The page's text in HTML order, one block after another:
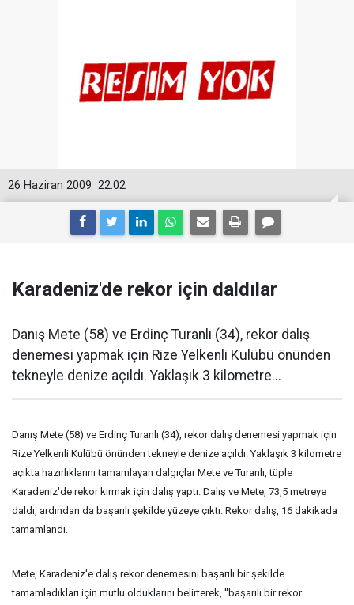
22:02
26 Haziran 2009
Karadeniz'de rekor için daldılar
Danış Mete (58) ve Erdinç Turanlı (34), rekor dalış
denemesi yapmak için Rize Yelkenli Kulübü önünden
tekneyle denize açıldı. Yaklaşık 3 kilometre...
Danış Mete (58) ve Erdinç Turanlı (34), rekor dalış denemesi yapmak için
Rize Yelkenli Kulübü önünden tekneyle denize açıldı. Yaklaşık 3 kilometre
açıkta hazırlıklarını tamamlayan dalgıçlar Mete ve Turanlı, tüple
Karadeniz'de rekor kırmak için dalış yaptı. Dalış ve Mete, 73,5 metreye
daldı, ardından da başarılı şekilde yüzeye çıktı. Rekor dalış, 16 dakikada
tamamlandı.
Mete, Karadeniz'e dalış rekor denemesini başarılı bir şekilde
tamamladıkları için mutlu olduklarını belirterek, ''başarılı bir rekor